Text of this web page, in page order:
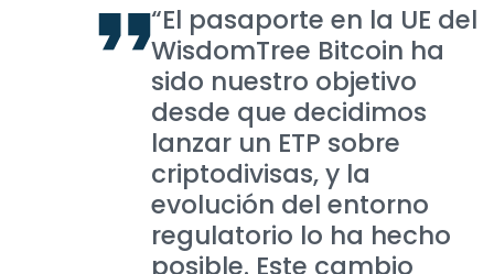
“El pasaporte en la UE del
WisdomTree Bitcoin ha
sido nuestro objetivo
desde que decidimos
lanzar un ETP sobre
criptodivisas, y la
evolución del entorno
regulatorio lo ha hecho
posible. Este cambio